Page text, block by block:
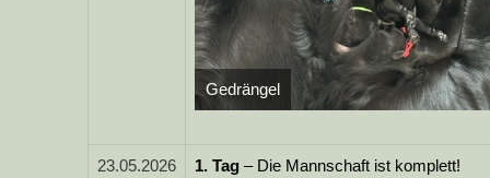
Gedrängel
23.05.2026 1. Tag – Die Mannschaft ist komplett!